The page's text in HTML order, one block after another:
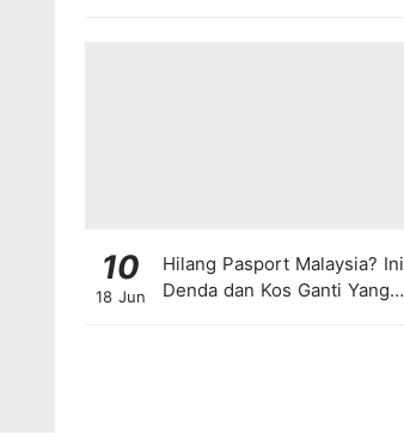
10
18 Jun
Hilang Pasport Malaysia? Ini
Denda dan Kos Ganti Yang